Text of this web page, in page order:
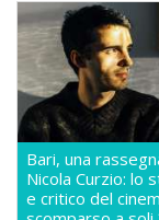
Bari, una
Nicola Curzio: lo
e critico del